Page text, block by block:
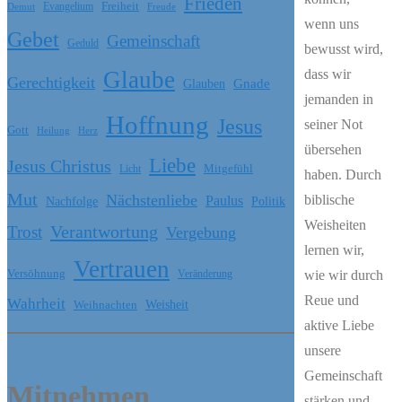
wenn uns
bewusst wird,
dass wir
jemanden in
seiner Not
übersehen
haben. Durch
biblische
Weisheiten
lernen wir,
wie wir durch
Reue und
aktive Liebe
unsere
Gemeinschaft
Demut Evangelium Freiheit Freude
Gebet Geduld Gemeinschaft
Gerechtigkeit Glaube Glauben Gnade
Gott Heilung Herz Hoffnung Jesus
Jesus Christus Licht Liebe Mitgefühl
Mut Nachfolge Nächstenliebe Paulus Politik
Trost Verantwortung Vergebung
Versöhnung Vertrauen Veränderung
Wahrheit Weihnachten Weisheit